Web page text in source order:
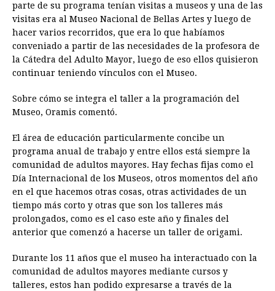
parte de su programa tenían visitas a museos y una de las
visitas era al Museo Nacional de Bellas Artes y luego de
hacer varios recorridos, que era lo que habíamos
conveniado a partir de las necesidades de la profesora de
la Cátedra del Adulto Mayor, luego de eso ellos quisieron
continuar teniendo vínculos con el Museo.
Sobre cómo se integra el taller a la programación del
Museo, Oramis comentó.
El área de educación particularmente concibe un
programa anual de trabajo y entre ellos está siempre la
comunidad de adultos mayores. Hay fechas fijas como el
Día Internacional de los Museos, otros momentos del año
en el que hacemos otras cosas, otras actividades de un
tiempo más corto y otras que son los talleres más
prolongados, como es el caso este año y finales del
anterior que comenzó a hacerse un taller de origami.
Durante los 11 años que el museo ha interactuado con la
comunidad de adultos mayores mediante cursos y
talleres, estos han podido expresarse a través de la